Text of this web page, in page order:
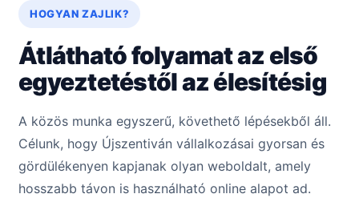
HOGYAN ZAJLIK?
Átlátható folyamat az első
egyeztetéstől az élesítésig
A közös munka egyszerű, követhető lépésekből áll.
Célunk, hogy Újszentiván vállalkozásai gyorsan és
gördülékenyen kapjanak olyan weboldalt, amely
hosszabb távon is használható online alapot ad.